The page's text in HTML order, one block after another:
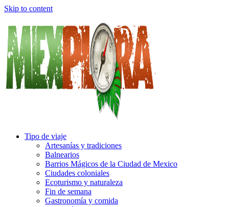
Skip to content
Tipo de viaje
Artesanías y tradiciones
Balnearios
Barrios Mágicos de la Ciudad de Mexico
Ciudades coloniales
Ecoturismo y naturaleza
Fin de semana
Gastronomía y comida